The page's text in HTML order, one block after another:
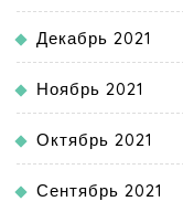
Декабрь 2021
Ноябрь 2021
Октябрь 2021
Сентябрь 2021